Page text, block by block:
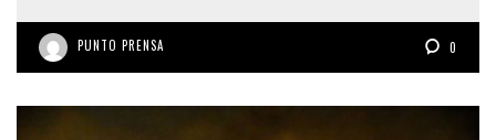
PUNTO PRENSA 0